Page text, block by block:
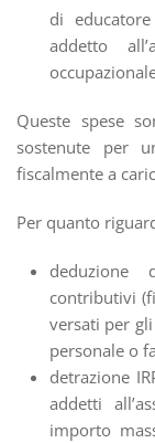
di
addetto
Queste spese
sostenute per
fiscalmente a
Per quanto
deduzione
contributivi
versati per
personale o
detrazione
addetti
importo